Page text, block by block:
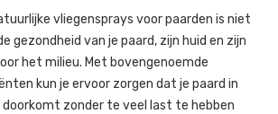
vliegensprays voor paarden is niet
gezondheid van je paard, zijn huid en zijn
het milieu. Met bovengenoemde
kun je ervoor zorgen dat je paard in
zonder te veel last te hebben